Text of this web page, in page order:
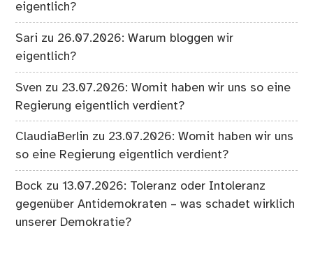
eigentlich?
Sari zu 26.07.2026: Warum bloggen wir
eigentlich?
Sven zu 23.07.2026: Womit haben wir uns so eine
Regierung eigentlich verdient?
ClaudiaBerlin zu 23.07.2026: Womit haben wir uns
so eine Regierung eigentlich verdient?
Bock zu13.07.2026: Toleranz oder Intoleranz
gegenüber Antidemokraten – was schadet wirklich
unserer Demokratie?